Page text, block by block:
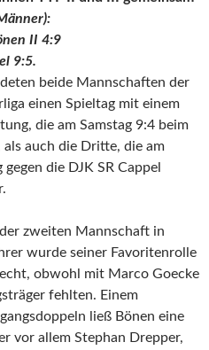
II 4:9
9:5.
beide Mannschaften der
einen Spieltag mit einem
die am Samstag 9:4 beim
als auch die Dritte, die am
die DJK SR Cappel
zweiten Mannschaft in
wurde seiner Favoritenrolle
obwohl mit Marco Goecke
fehlten. Einem
ließ Bönen eine
vor allem Stephan Drepper,